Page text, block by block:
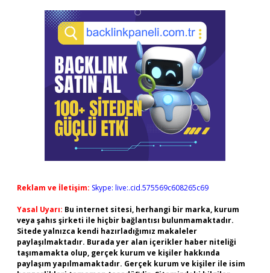
Reklam ve İletişim: Skype: live:.cid.575569c608265c69
Yasal Uyarı: Bu internet sitesi, herhangi bir marka, kurum
veya şahıs şirketi ile hiçbir bağlantısı bulunmamaktadır.
Sitede yalnızca kendi hazırladığımız makaleler
paylaşılmaktadır. Burada yer alan içerikler haber niteliği
taşımamakta olup, gerçek kurum ve kişiler hakkında
paylaşım yapılmamaktadır. Gerçek kurum ve kişiler ile isim